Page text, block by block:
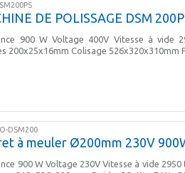
DE POLISSAGE DSM
900 W Voltage 400V Vitesse à vide
200x25x16mm Colisage
DSM200
à meuler Ø200mm 230V
900 W Voltage 230V Vitesse à vide